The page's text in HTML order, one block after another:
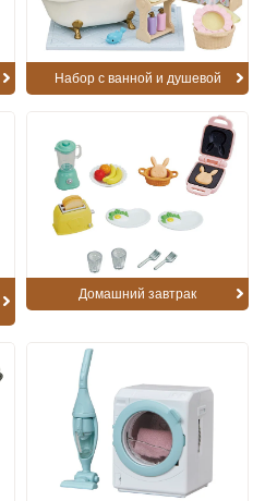
Набор с ванной и душевой
Домашний завтрак